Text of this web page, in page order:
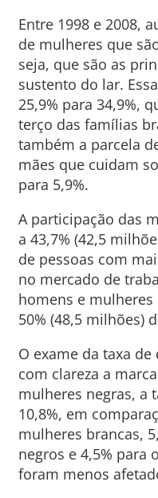
Entre 1998 e 2008,
de mulheres que
seja, que são as
sustento do lar.
25,9% para 34,9%,
terço das famílias
também a parcela
mães que cuidam
para 5,9%.
A participação das
a 43,7% (42,5
de pessoas com
no mercado de
homens e
50% (48,5 milhões)
O exame da taxa
com clareza a
mulheres negras, a
10,8%, em
mulheres brancas,
negros e 4,5% para
foram menos